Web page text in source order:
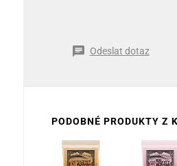
Odeslat dotaz
PODOBNÉ PRODUKTY Z